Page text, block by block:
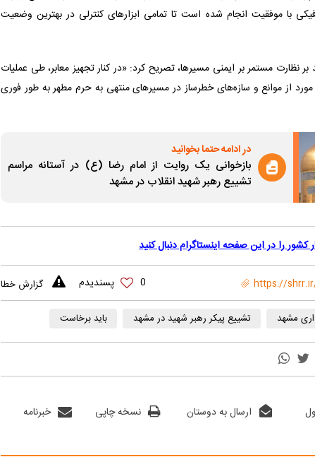
تجهیز ترافیکی با موفقیت انجام شده است تا تمامی ابزار‌های کنترلی در بهترین وضعیت
بر نظارت مستمر بر ایمنی مسیرها، تصریح کرد: «در کنار تجهیز معابر، طی عملیات
شناسایی و نظارتی، ۱۵ مورد از موانع و سازه‌های خطرساز در مسیر‌های منتهی به حرم مطهر به طور فوری
در ادامه حتما بخوانید
بازخوانی یک روایت از امام رضا (ع) در آستانه مراسم
تشییع رهبر شهید انقلاب در مشهد
کشور را در این صفحه اینستاگرام دنبال کنید
https://
0 گزارش خطا
مشهد تشییع پیکر رهبر شهید در مشهد باید برخاست
ارسال به دوستان نسخه چاپی خبرنامه